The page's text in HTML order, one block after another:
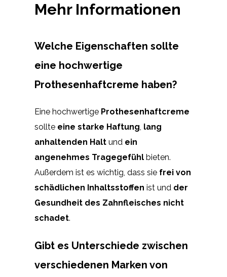
Mehr Informationen
Welche Eigenschaften sollte
eine hochwertige
Prothesenhaftcreme haben?
Eine hochwertige Prothesenhaftcreme
sollte eine starke Haftung, lang
anhaltenden Halt und ein
angenehmes Tragegefühl bieten.
Außerdem ist es wichtig, dass sie frei von
schädlichen Inhaltsstoffen ist und der
Gesundheit des Zahnfleisches nicht
schadet.
Gibt es Unterschiede zwischen
verschiedenen Marken von